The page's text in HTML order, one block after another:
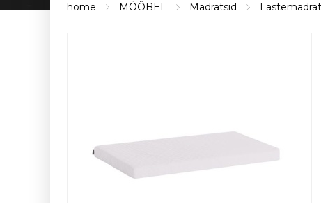
home MÖÖBEL Madratsid